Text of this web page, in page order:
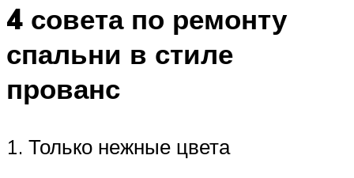
4 совета по ремонту
спальни в стиле
прованс
1. Только нежные цвета